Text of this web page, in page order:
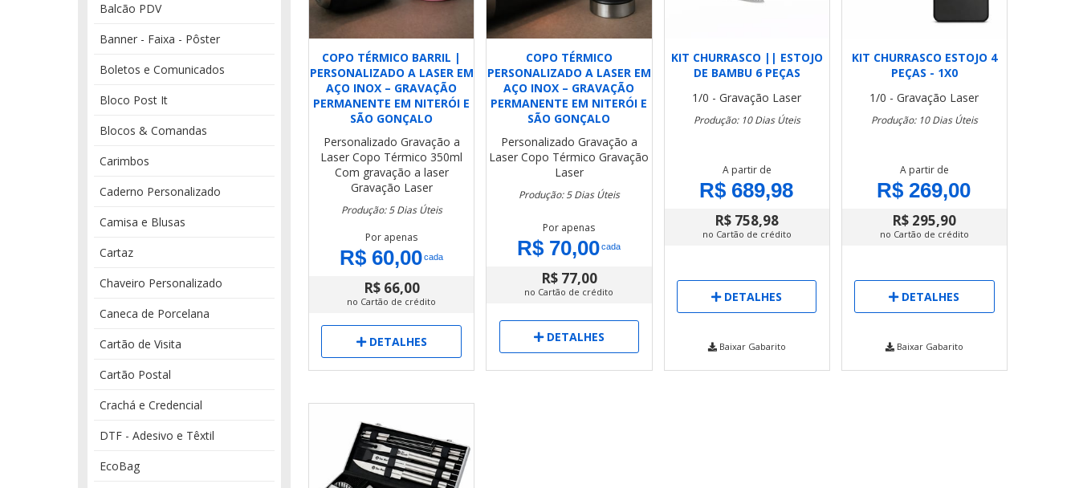
Balcão PDV
Banner - Faixa - Pôster
Boletos e Comunicados
Bloco Post It
Blocos & Comandas
Carimbos
Caderno Personalizado
Camisa e Blusas
Cartaz
Chaveiro Personalizado
Caneca de Porcelana
Cartão de Visita
Cartão Postal
Crachá e Credencial
DTF - Adesivo e Têxtil
EcoBag
COPO TÉRMICO BARRIL |
PERSONALIZADO A LASER EM
AÇO INOX – GRAVAÇÃO
PERMANENTE EM NITERÓI E
SÃO GONÇALO
Personalizado Gravação a
Laser Copo Térmico 350ml
Com gravação a laser
Gravação Laser
Produção: 5 Dias Úteis
Por apenas
R$ 60,00cada
R$ 66,00
no Cartão de crédito
DETALHES
COPO TÉRMICO
PERSONALIZADO A LASER EM
AÇO INOX – GRAVAÇÃO
PERMANENTE EM NITERÓI E
SÃO GONÇALO
Personalizado Gravação a
Laser Copo Térmico Gravação
Laser
Produção: 5 Dias Úteis
Por apenas
R$ 70,00cada
R$ 77,00
no Cartão de crédito
DETALHES
KIT CHURRASCO || ESTOJO
DE BAMBU 6 PEÇAS
1/0 - Gravação Laser
Produção: 10 Dias Úteis
A partir de
R$ 689,98
R$ 758,98
no Cartão de crédito
DETALHES
Baixar Gabarito
KIT CHURRASCO ESTOJO 4
PEÇAS - 1X0
1/0 - Gravação Laser
Produção: 10 Dias Úteis
A partir de
R$ 269,00
R$ 295,90
no Cartão de crédito
DETALHES
Baixar Gabarito